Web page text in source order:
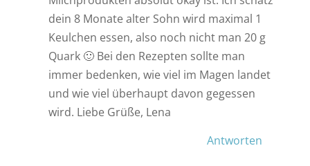
dein 8 Monate alter Sohn wird maximal 1
Keulchen essen, also noch nicht man 20 g
Quark 🙂 Bei den Rezepten sollte man
immer bedenken, wie viel im Magen landet
und wie viel überhaupt davon gegessen
wird. Liebe Grüße, Lena
Antworten